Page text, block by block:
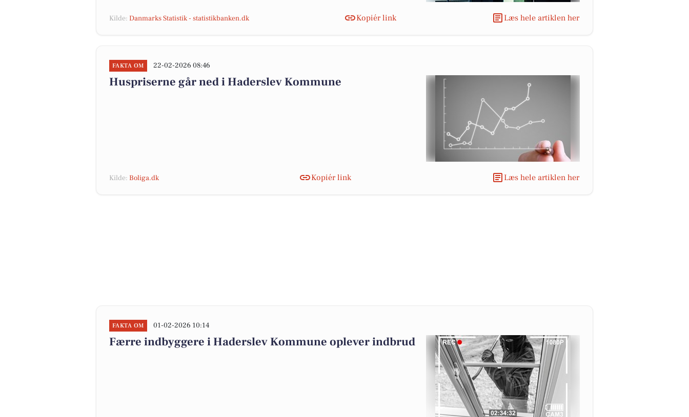
Kilde: Danmarks Statistik - statistikbanken.dk Kopiér link Læs hele artiklen her
FAKTA OM 22-02-2026 08:46
Huspriserne går ned i Haderslev Kommune
Kilde: Boliga.dk Kopiér link Læs hele artiklen her
FAKTA OM 01-02-2026 10:14
Færre indbyggere i Haderslev Kommune oplever indbrud